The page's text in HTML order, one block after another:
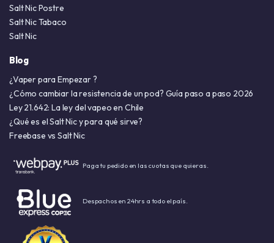
Salt Nic Postre
Salt Nic Tabaco
Salt Nic
Blog
¿Vaper para Empezar ?
¿Cómo cambiar la resistencia de un pod? Guía paso a paso 2026
Ley 21.642: La ley del vapeo en Chile
¿Qué es el Salt Nic y para qué sirve?
Freebase vs Salt Nic
Paga tu pedido en las cuotas que quieras.
Despachos en 24hrs a todo el país.